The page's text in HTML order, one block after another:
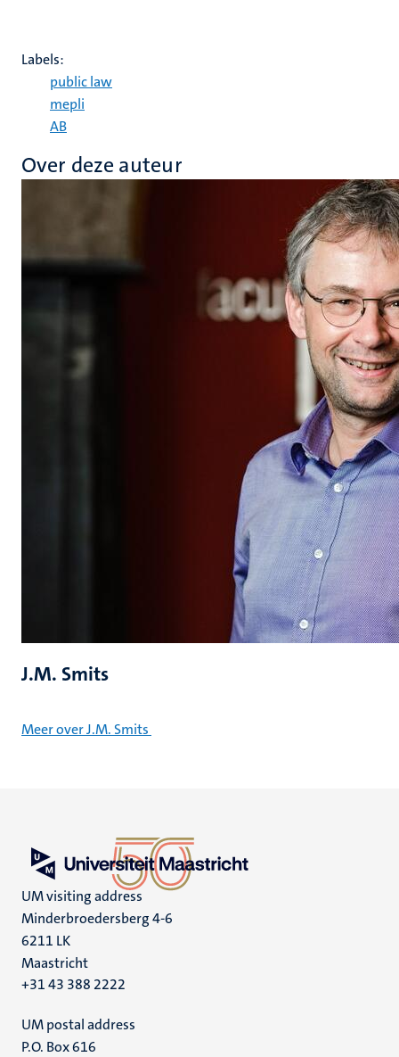
Labels:
public law
mepli
AB
Over deze auteur
J.M. Smits
Meer over J.M. Smits
UM visiting address
Minderbroedersberg 4-6
6211 LK
Maastricht
+31 43 388 2222
UM postal address
P.O. Box 616